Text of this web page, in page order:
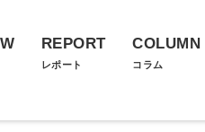
REPORT
レポート
COLUMN
コラム